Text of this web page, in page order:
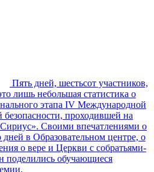
Пять дней, шестьсот участников,
лишь небольшая статистика о
этапа IV Международной
проходившей на
Своими впечатлениями о
в Образовательном центре, о
о вере и Церкви с собратьями-
поделились обучающиеся